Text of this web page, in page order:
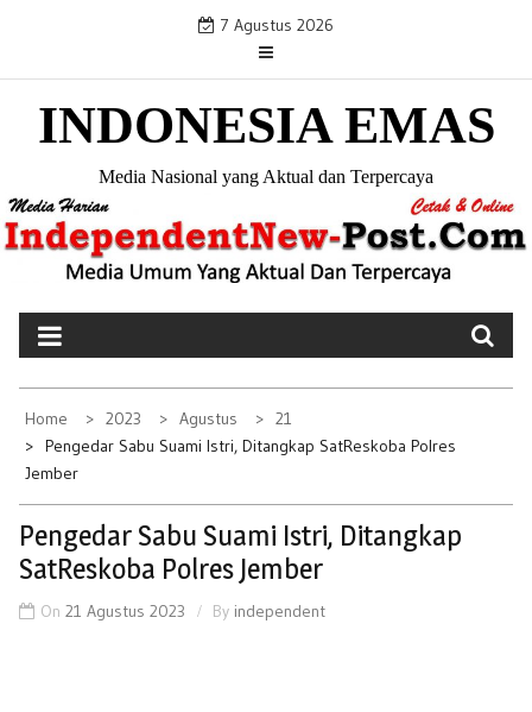
i
o
7 Agustus 2026
INDONESIA EMAS
Media Nasional yang Aktual dan Terpercaya
Home 2023 Agustus
21
Pengedar Sabu Suami Istri, Ditangkap SatReskoba Polres
Jember
Pengedar Sabu Suami Istri, Ditangkap
SatReskoba Polres Jember
On 21 Agustus 2023 By independent